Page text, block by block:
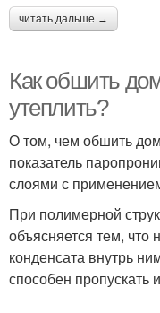
читать дальше →
Как обшить
утеплить?
О том, чем обшить
показатель
слоями с
При полимерной
объясняется тем,
конденсата внутрь
способен пропускать